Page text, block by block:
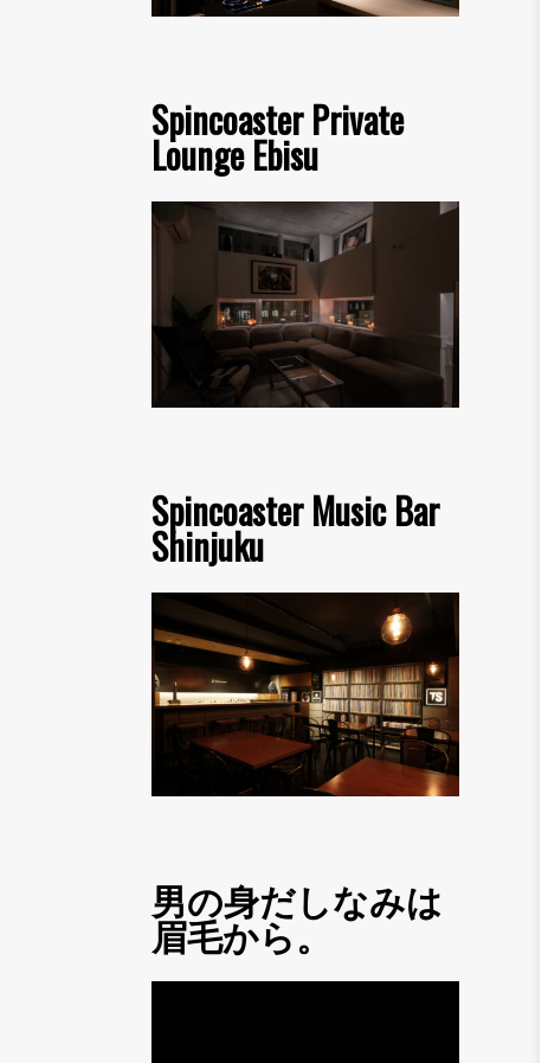
Spincoaster Private
Lounge Ebisu
Spincoaster Music Bar
Shinjuku
男の身だしなみは
眉毛から。